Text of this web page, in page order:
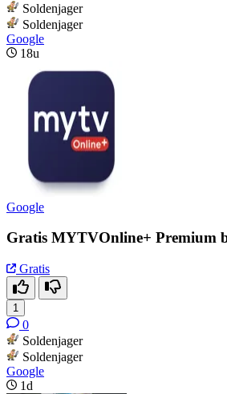
Soldenjager
Soldenjager
Google
18u
Google
Gratis MYTVOnline+ Premium
Gratis
1
0
Soldenjager
Soldenjager
Google
1d